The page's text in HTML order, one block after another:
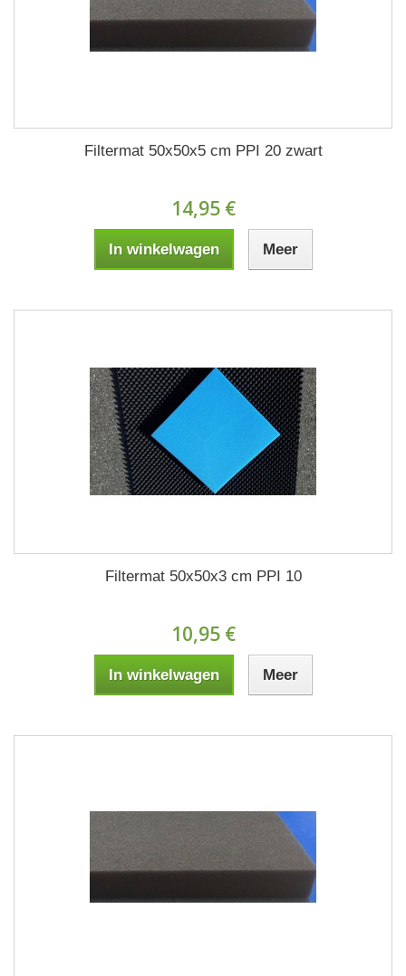
Filtermat 50x50x5 cm PPI 20 zwart
14,95 €
In winkelwagen Meer
Filtermat 50x50x3 cm PPI 10
10,95 €
In winkelwagen Meer